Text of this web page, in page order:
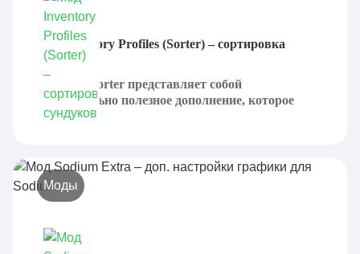
Мод Inventory Profiles (Sorter) – сортировка
сундуков
Inventory Sorter представляет собой
действительно полезное дополнение, которое
призвано...
Моды